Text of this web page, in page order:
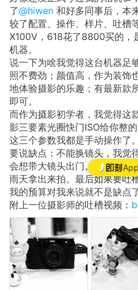
了@hiwen 和好多同事后，本
较了配置、操作、样片、吐槽
X100V，618花了8800买的，
机器。
说一下为啥我觉得这台机器足
照不费劲；颜值高，作为装饰
地体验摄影的乐趣；有最新款
即可。
而作为摄影初学者，我觉得这
影三要素光圈快门ISO给你整
这三个参数我都是手动操作了。
要说缺点：不能换镜头，我觉
会想带大镜头出门。虽然是全
雨天拿出来拍。最后如果要吐
我的预算对我来说就不是缺点
附上一位摄影师的吐槽视频：